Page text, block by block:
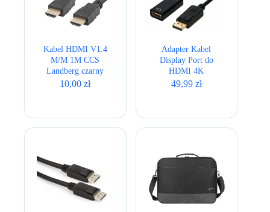
Kabel HDMI V1.4
M/­M 1M CCS
Landberg czarny
10,00zł
Adapter Kabel
Display Port do
HDMI 4K
przejściówka
49,99 zł